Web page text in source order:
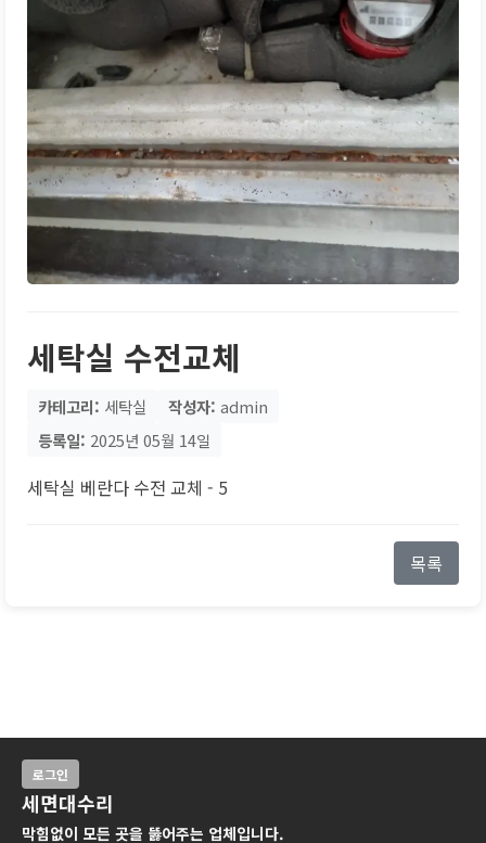
세탁실 수전교체
카테고리: 세탁실 작성자: admin
등록일: 2025년 05월 14일
세탁실 베란다 수전 교체 - 5
목록
로그인
세면대수리
막힘없이 모든 곳을 뚫어주는 업체입니다.